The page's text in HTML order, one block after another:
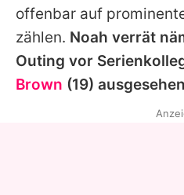
offenbar auf
zählen. Noah verrät
Outing vor
Brown (19)